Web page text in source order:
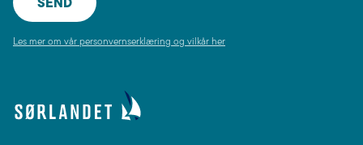
Les mer om vår personvernserklæring og vilkår her